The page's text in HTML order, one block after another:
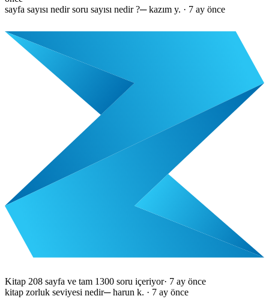
sayfa sayısı nedir soru sayısı nedir ?─kazım y. · 7 ay önce
Kitap 208 sayfa ve tam 1300 soru içeriyor· 7 ay önce
kitap zorluk seviyesi nedir─harun k. · 7 ay önce